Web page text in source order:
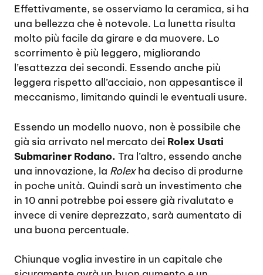
Effettivamente, se osserviamo la ceramica, si ha
una bellezza che è notevole. La lunetta risulta
molto più facile da girare e da muovere. Lo
scorrimento è più leggero, migliorando
l’esattezza dei secondi. Essendo anche più
leggera rispetto all’acciaio, non appesantisce il
meccanismo, limitando quindi le eventuali usure.
Essendo un modello nuovo, non è possibile che
già sia arrivato nel mercato dei Rolex Usati
Submariner Rodano. Tra l’altro, essendo anche
una innovazione, la Rolexha deciso di produrne
in poche unità. Quindi sarà un investimento che
in 10 anni potrebbe poi essere già rivalutato e
invece di venire deprezzato, sarà aumentato di
una buona percentuale.
Chiunque voglia investire in un capitale che